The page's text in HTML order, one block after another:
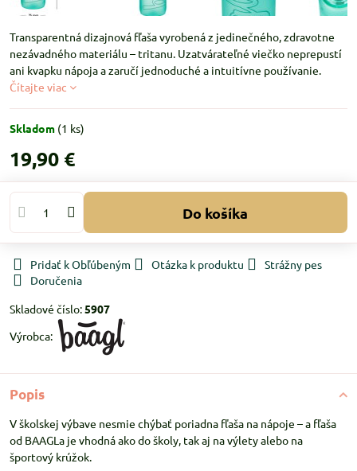
Transparentná dizajnová fľaša vyrobená z jedinečného, zdravotne
nezávadného materiálu – tritanu. Uzatvárateľné viečko neprepustí
ani kvapku nápoja a zaručí jednoduché a intuitívne používanie.
Čítajte viac
Skladom (1 ks)
19,90 €
Do košíka
Pridať k Obľúbeným Otázka k produktu
Strážny pes
Doručenia
Skladové číslo:5907
Výrobca:
Popis
V školskej výbave nesmie chýbať poriadna fľaša na nápoje – a fľaša
od BAAGLa je vhodná ako do školy, tak aj na výlety alebo na
športový krúžok.